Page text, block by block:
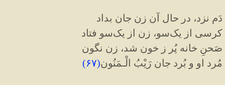
دَم نزد، در حال آن زن جان بداد
کرسی از یک‌سو، زن از یک‌سو فتاد
صَحنِ خانه پُر ز خون شد، زن نگون
مُرد او و بُرد جان رَیْبُ الْـمَنُون(۶۷)